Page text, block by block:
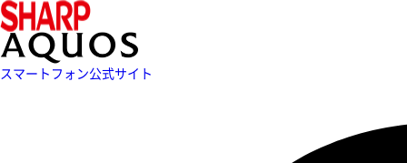
スマートフォン公式サイト